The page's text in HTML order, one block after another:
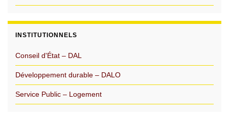
INSTITUTIONNELS
Conseil d'État – DAL
Développement durable – DALO
Service Public – Logement